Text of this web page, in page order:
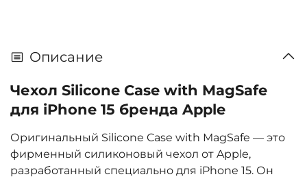
Описание
Чехол Silicone Case with MagSafe
для iPhone 15 бренда Apple
Оригинальный Silicone Case with MagSafe — это
фирменный силиконовый чехол от Apple,
разработанный специально для iPhone 15. Он